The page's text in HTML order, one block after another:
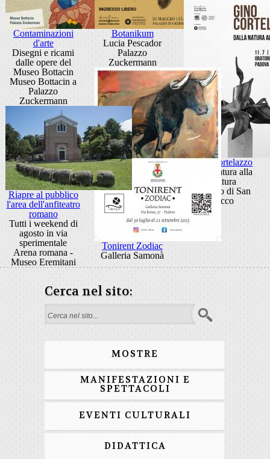
Contaminazioni
d'arte
Disegni e ricami
dalle opere del
Museo Bottacin
Museo Bottacin a
Palazzo
Zuckermann
Botanikum
Lucia Pescador
Palazzo
Zuckermann
Gino Cortelazzo
Dalla natura alla
scultura
Oratorio di San
Rocco
Tonirent Zodiac
Galleria Samonà
Riapre al pubblico
l'area dell'anfiteatro
romano
Tutti i weekend di
agosto in via
sperimentale
Arena romana -
Museo Eremitani
Cerca nel sito:
Form di ricerca
MOSTRE
MANIFESTAZIONI E
SPETTACOLI
EVENTI CULTURALI
DIDATTICA